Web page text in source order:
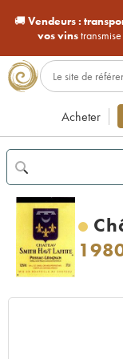
🚚Vendeurs :
vos vins
Acheter